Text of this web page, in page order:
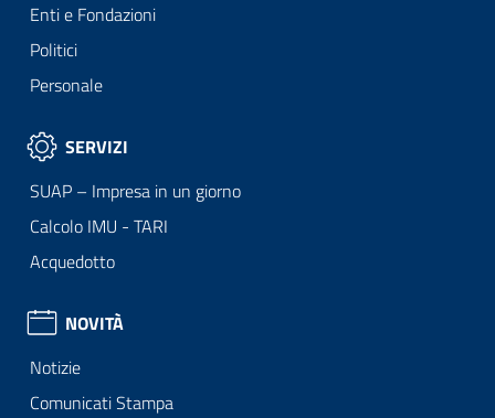
Enti e Fondazioni
Politici
Personale
SERVIZI
SUAP – Impresa in un giorno
Calcolo IMU - TARI
Acquedotto
NOVITÀ
Notizie
Comunicati Stampa